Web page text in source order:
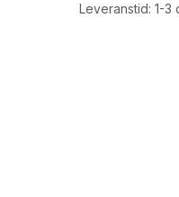
Leveranstid: 1-3